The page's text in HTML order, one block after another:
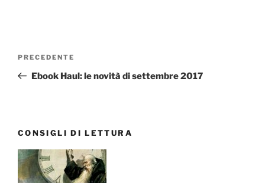
Articolo
precedente:
PRECEDENTE
Ebook Haul: le novità di settembre 2017
CONSIGLI DI LETTURA